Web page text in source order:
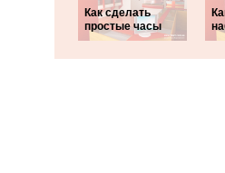
Как сделать
простые часы